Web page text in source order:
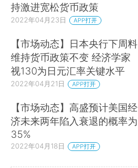
持激进宽松货币政策
2022年04月23日 APP打开
【市场动态】日本央行下周料
维持货币政策不变 经济学家
视130为日元汇率关键水平
2022年04月21日 APP打开
【市场动态】高盛预计美国经
济未来两年陷入衰退的概率为
35%
2022年04月18日 APP打开